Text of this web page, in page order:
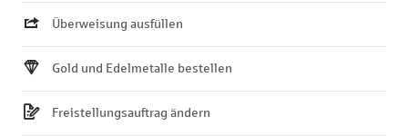
Überweisung ausfüllen
Gold und Edelmetalle bestellen
Freistellungsauftrag ändern